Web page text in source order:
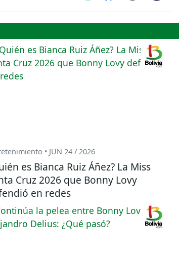
• JUN 24 / 2026
es Bianca Ruiz Áñez? La Miss
Cruz 2026 que Bonny Lovy
en redes